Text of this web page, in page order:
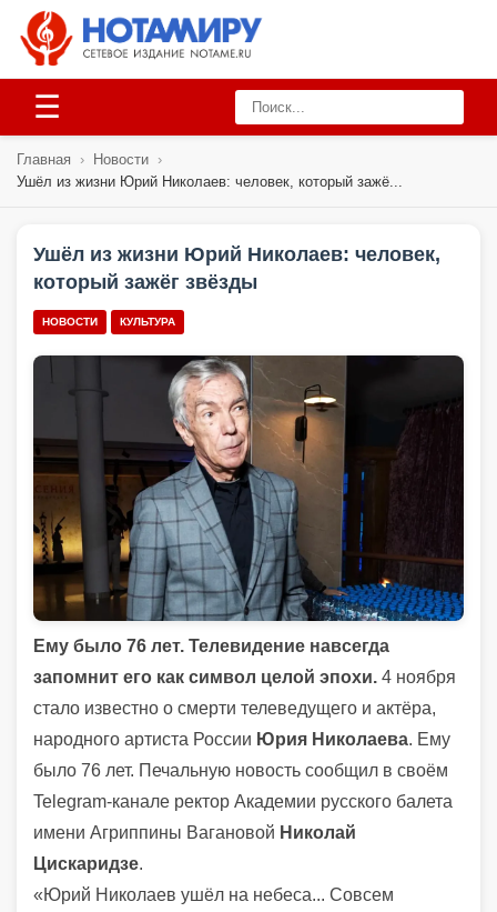
☰
Главная › Новости ›
Ушёл из жизни Юрий Николаев: человек, который зажё...
Ушёл из жизни Юрий Николаев: человек,
который зажёг звёзды
НОВОСТИ КУЛЬТУРА
Ему было 76 лет. Телевидение навсегда
запомнит его как символ целой эпохи. 4 ноября
стало известно о смерти телеведущего и актёра,
народного артиста России Юрия Николаева. Ему
было 76 лет. Печальную новость сообщил в своём
Telegram-канале ректор Академии русского балета
имени Агриппины Вагановой Николай
Цискаридзе.
«Юрий Николаев ушёл на небеса... Совсем